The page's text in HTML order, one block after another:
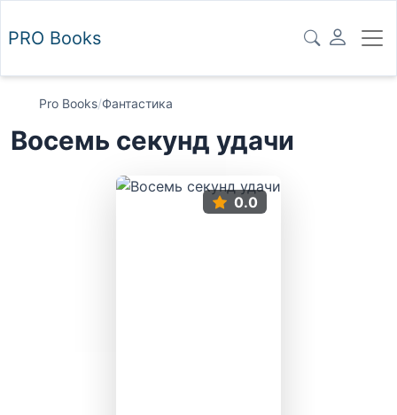
PRO Books
Pro Books/Фантастика
Восемь секунд удачи
0.0